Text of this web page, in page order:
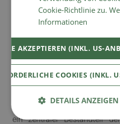
Küchenteams mit einem
alpine Kochtradition mit
Geschmackserlebnis,
bewusst zu genießen. Für
erlesene Auswahl an
internationalen Weinen
nicht einfach ein Begleiter
ein zentraler Bestandteil
Cookie-Richtlinie zu.
Informationen
AKZEPTIEREN (INKL. US-
COOKIES (INKL.
DETAILS ANZEIGEN